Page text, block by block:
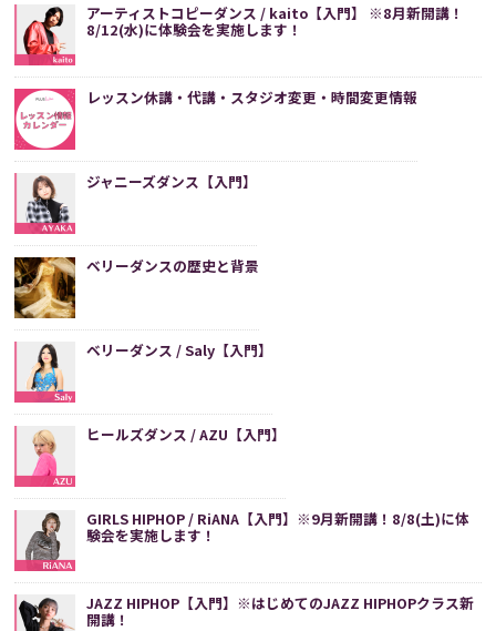
アーティストコピーダンス / kaito【入門】 ※8月新開講！
8/12(水)に体験会を実施します！
レッスン休講・代講・スタジオ変更・時間変更情報
ジャニーズダンス【入門】
ベリーダンスの歴史と背景
ベリーダンス / Saly【入門】
ヒールズダンス / AZU【入門】
GIRLS HIPHOP / RiANA【入門】※9月新開講！8/8(土)に体
験会を実施します！
JAZZ HIPHOP【入門】※はじめてのJAZZ HIPHOPクラス新
開講！